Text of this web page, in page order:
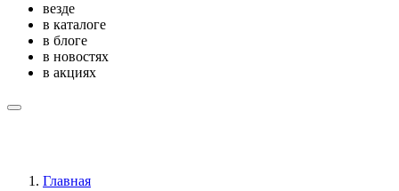
везде
в каталоге
в блоге
в новостях
в акциях
Главная